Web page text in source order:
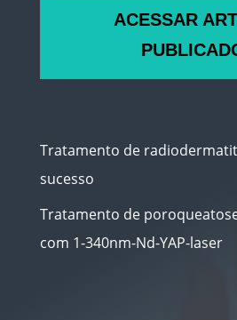
ACESSAR
Tratamento de
sucesso
Tratamento de
com 1-340nm-Nd-YAP-laser